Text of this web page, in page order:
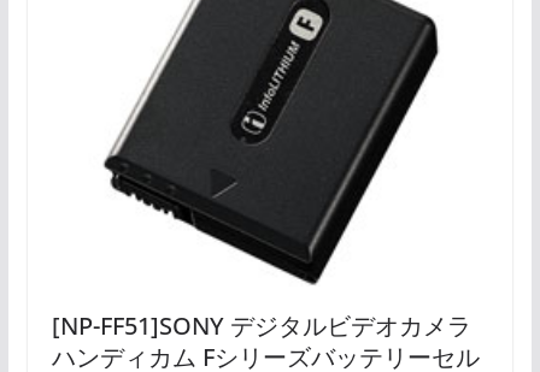
[NP-FF51]SONY デジタルビデオカメラ
ハンディカム Fシリーズバッテリーセル